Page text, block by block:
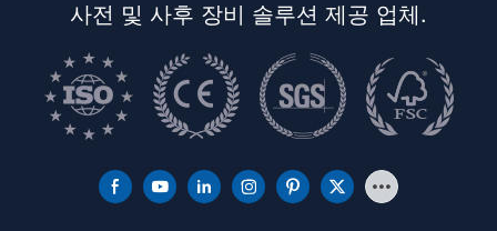
사전 및 사후 장비 솔루션 제공 업체.